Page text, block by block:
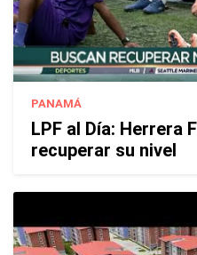
PANAMÁ
LPF al Día: Herrera
recuperar su nivel